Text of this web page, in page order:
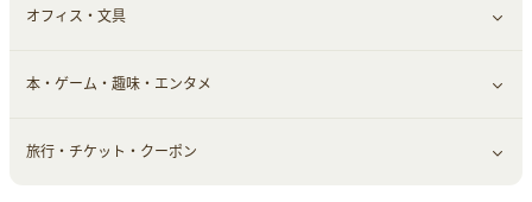
脱毛用品
美容食品
日用品・薬局・からだ
お役立ち
生活雑貨・家具インテリア
赤ちゃん・こども・マタニティ
ギフト・贈答品
フラワー
すべて見る
習い事・学習・学校
オフィス・文具
すべて見る
オフィス・文具
本・ゲーム・趣味・エンタメ
すべて見る
旅行・チケット・クーポン